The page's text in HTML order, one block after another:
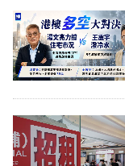
題
投
資
樓
市